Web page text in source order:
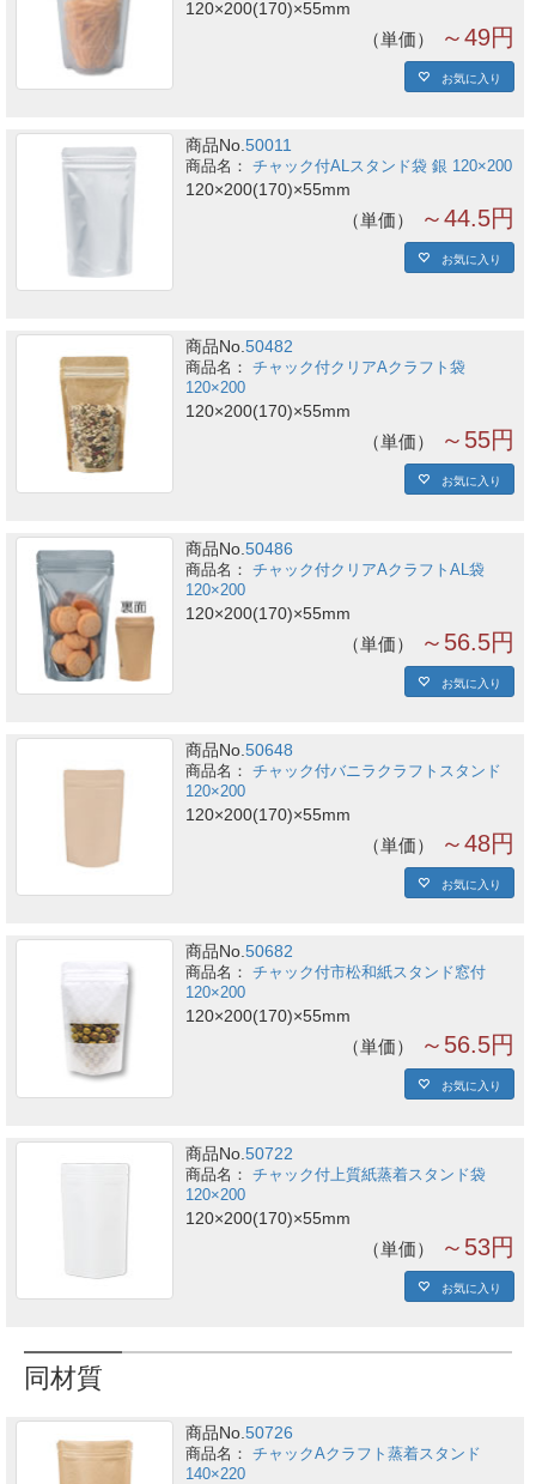
120×200(170)×55mm
単価 ～49円
お気に入り
商品No.50011
チャック付ALスタンド袋 銀 120×200
120×200(170)×55mm
単価 ～44.5円
お気に入り
商品No.50482
チャック付クリアAクラフト袋
120×200
120×200(170)×55mm
単価 ～55円
お気に入り
商品No.50486
チャック付クリアAクラフトAL袋
120×200
120×200(170)×55mm
単価 ～56.5円
お気に入り
商品No.50648
チャック付バニラクラフトスタンド
120×200
120×200(170)×55mm
単価 ～48円
お気に入り
商品No.50682
チャック付市松和紙スタンド窓付
120×200
120×200(170)×55mm
単価 ～56.5円
お気に入り
商品No.50722
チャック付上質紙蒸着スタンド袋
120×200
120×200(170)×55mm
単価 ～53円
お気に入り
同材質
商品No.50726
チャックAクラフト蒸着スタンド
140×220